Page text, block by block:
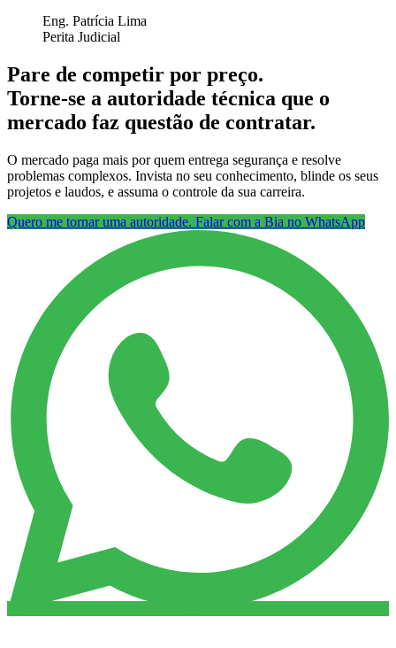
Eng. Patrícia Lima
Perita Judicial
Pare de competir por preço.
Torne-se a autoridade técnica que o
mercado faz questão de contratar.
O mercado paga mais por quem entrega segurança e resolve
problemas complexos. Invista no seu conhecimento, blinde os seus
projetos e laudos, e assuma o controle da sua carreira.
Quero me tornar uma autoridade. Falar com a Bia no WhatsApp